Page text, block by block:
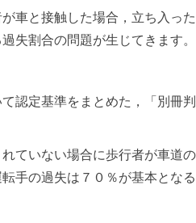
車と接触した場合，立ち入っ
失割合の問題が生じてきます。
認定基準をまとめた，「別冊
ていない場合に歩行者が車道
手の過失は７０％が基本とな